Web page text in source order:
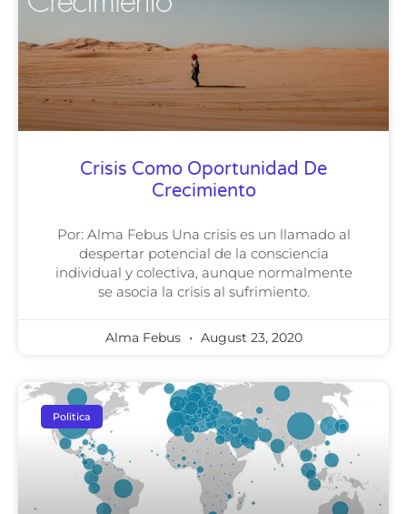
Crisis Como Oportunidad De
Crecimiento
Por: Alma Febus Una crisis es un llamado al
despertar potencial de la consciencia
individual y colectiva, aunque normalmente
se asocia la crisis al sufrimiento.
Alma Febus August 23, 2020
Politica